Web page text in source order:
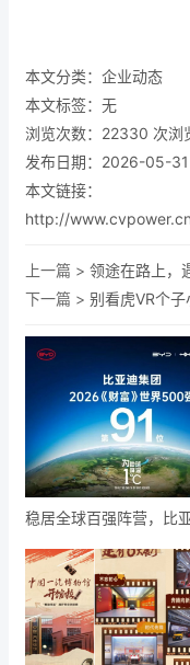
本文分类： 企业动态
本文标签：无
浏览次数： 22330 次浏
发布日期：2026-05-
本文链接：
http://
上一篇 > 领途在路上，
下一篇 > 别看虎VR个
稳居全球百强阵营，比
91位